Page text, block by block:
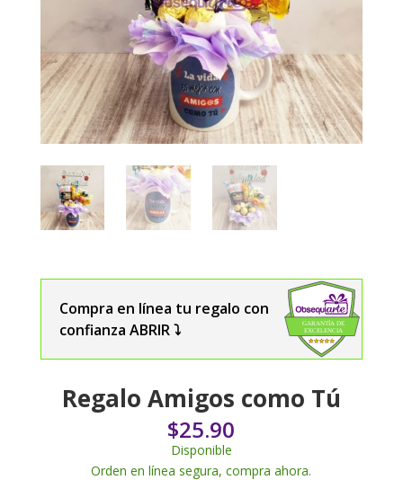
Compra en línea tu regalo con
confianza ABRIR ⤵️
Regalo Amigos como Tú
$25.90
Disponible
Orden en línea segura, compra ahora.